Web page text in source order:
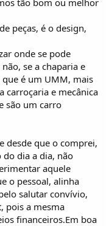
peças, é o design,
onde se pode
se a chaparia e
é um UMM, mais
carroçaria e mecânica
são um carro
desde que o comprei,
dia a dia, não
aquele
o pessoal, alinha
salutar convívio,
pois a mesma
financeiros.Em boa